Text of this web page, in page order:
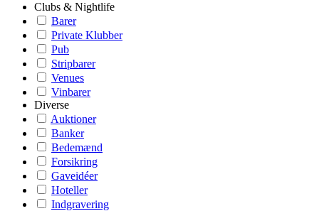
Clubs & Nightlife
Barer
Private Klubber
Pub
Stripbarer
Venues
Vinbarer
Diverse
Auktioner
Banker
Bedemænd
Forsikring
Gaveidéer
Hoteller
Indgravering